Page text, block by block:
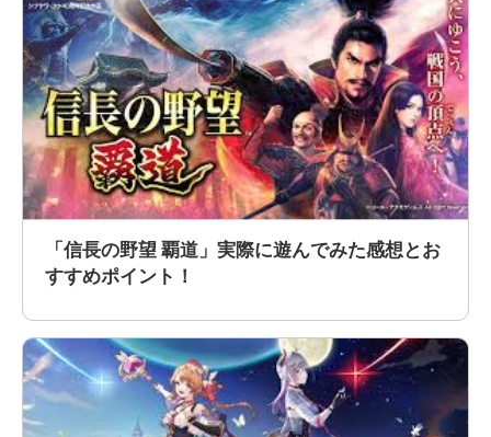
「信長の野望 覇道」実際に遊んでみた感想とお
すすめポイント！